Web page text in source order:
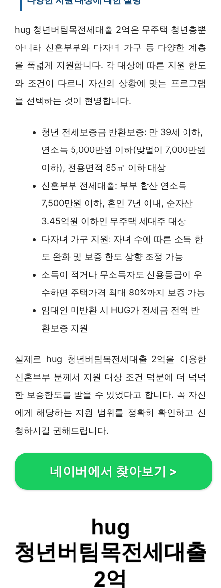
hug 청년버팀목전세대출 2억은 무주택 청년층뿐
아니라 신혼부부와 다자녀 가구 등 다양한 계층
을 폭넓게 지원합니다. 각 대상에 따른 지원 한도
와 조건이 다르니 자신의 상황에 맞는 프로그램
을 선택하는 것이 현명합니다.
청년 전세보증금 반환보증: 만 39세 이하,
연소득 5,000만원 이하(맞벌이 7,000만원
이하), 전용면적 85㎡ 이하 대상
신혼부부 전세대출: 부부 합산 연소득
7,500만원 이하, 혼인 7년 이내, 순자산
3.45억원 이하인 무주택 세대주 대상
다자녀 가구 지원: 자녀 수에 따른 소득 한
도 완화 및 보증 한도 상향 조정 가능
소득이 적거나 무소득자도 신용등급이 우
수하면 주택가격 최대 80%까지 보증 가능
임대인 미반환 시 HUG가 전세금 전액 반
환보증 지원
실제로 hug 청년버팀목전세대출 2억을 이용한
신혼부부 분께서 지원 대상 조건 덕분에 더 넉넉
한 보증한도를 받을 수 있었다고 합니다. 꼭 자신
에게 해당하는 지원 범위를 정확히 확인하고 신
청하시길 권해드립니다.
네이버에서 찾아보기 >